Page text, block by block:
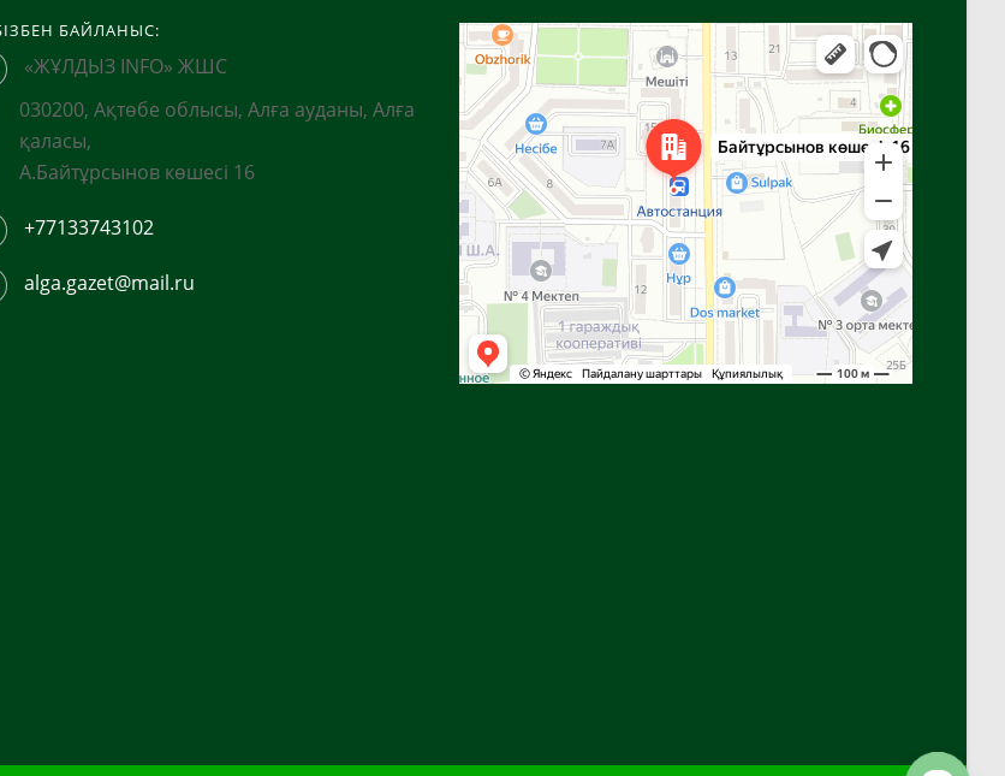
БАЙЛАНЫС:
«ЖҰЛДЫЗ INFO» ЖШС
030200, Ақтөбе облысы, Алға ауданы, Алға
қаласы,
А.Байтұрсынов көшесі 16
+77133743102
alga.gazet@mail.ru
Алға
Яндекс Карталар — көлік, навигация, орындарды іздеу